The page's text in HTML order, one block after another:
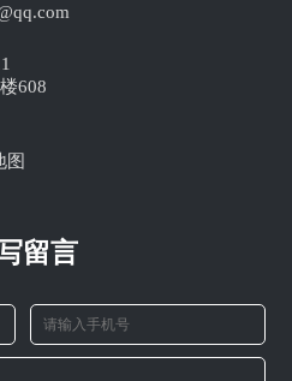
608
图
留言